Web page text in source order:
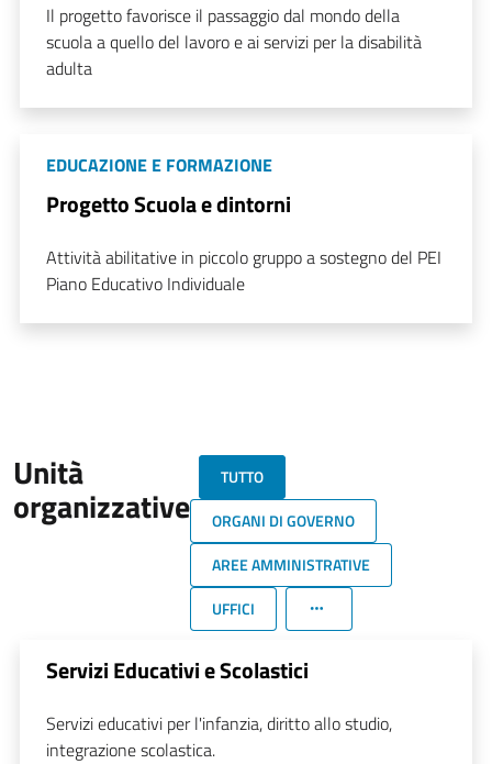
Il progetto favorisce il passaggio dal mondo della
scuola a quello del lavoro e ai servizi per la disabilità
adulta
EDUCAZIONE E FORMAZIONE
Progetto Scuola e dintorni
Attività abilitative in piccolo gruppo a sostegno del PEI
Piano Educativo Individuale
Unità
organizzative
TUTTO
ORGANI DI GOVERNO
AREE AMMINISTRATIVE
UFFICI
Servizi Educativi e Scolastici
Servizi educativi per l'infanzia, diritto allo studio,
integrazione scolastica.